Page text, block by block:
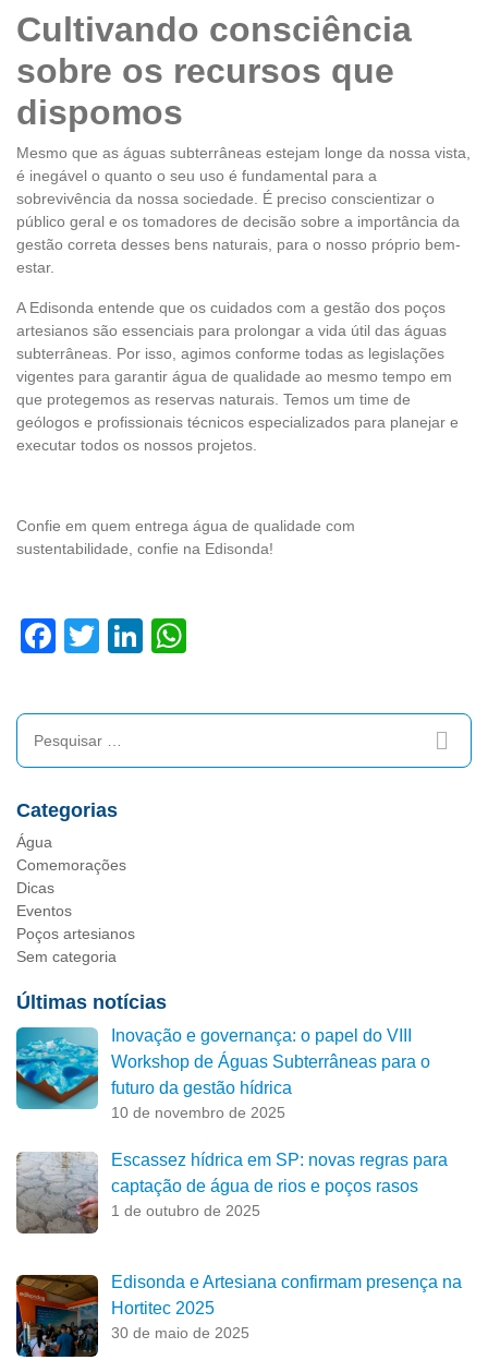
Cultivando consciência
sobre os recursos que
dispomos
Mesmo que as águas subterrâneas estejam longe da nossa vista,
é inegável o quanto o seu uso é fundamental para a
sobrevivência da nossa sociedade. É preciso conscientizar o
público geral e os tomadores de decisão sobre a importância da
gestão correta desses bens naturais, para o nosso próprio bem-
estar.
A Edisonda entende que os cuidados com a gestão dos poços
artesianos são essenciais para prolongar a vida útil das águas
subterrâneas. Por isso, agimos conforme todas as legislações
vigentes para garantir água de qualidade ao mesmo tempo em
que protegemos as reservas naturais. Temos um time de
geólogos e profissionais técnicos especializados para planejar e
executar todos os nossos projetos.
Confie em quem entrega água de qualidade com
sustentabilidade, confie na Edisonda!
Facebook
TwitterLinkedIn
Categorias
Água
Comemorações
Dicas
Eventos
Poços artesianos
Sem categoria
Últimas notícias
Inovação e governança: o papel do VIII
Workshop de Águas Subterrâneas para o
futuro da gestão hídrica
10 de novembro de 2025
Escassez hídrica em SP: novas regras para
captação de água de rios e poços rasos
1 de outubro de 2025
Edisonda e Artesiana confirmam presença na
Hortitec 2025
30 de maio de 2025